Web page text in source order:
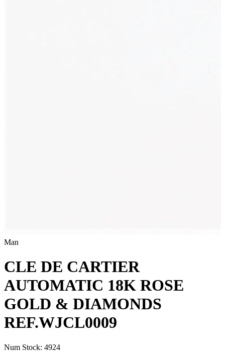
Man
CLE DE CARTIER
AUTOMATIC 18K ROSE
GOLD & DIAMONDS
REF.WJCL0009
Num Stock: 4924